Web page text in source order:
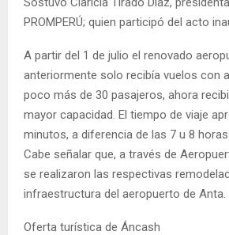
PROMPERÚ; quien participó del acto
A partir del 1 de julio el renovado
anteriormente solo recibía vuelos con
poco más de 30 pasajeros, ahora
mayor capacidad. El tiempo de viaje
minutos, a diferencia de las 7 u 8
Cabe señalar que, a través de
se realizaron las respectivas
infraestructura del aeropuerto de Anta.
Oferta turística de Áncash